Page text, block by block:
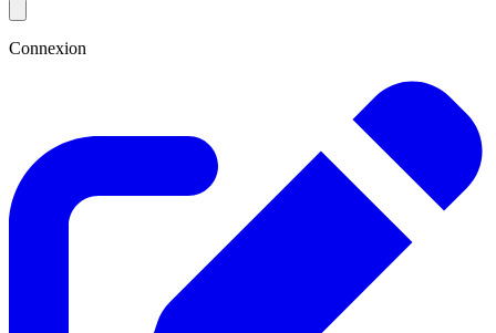
Connexion